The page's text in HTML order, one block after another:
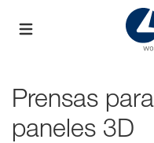
Prensas
paneles 3D